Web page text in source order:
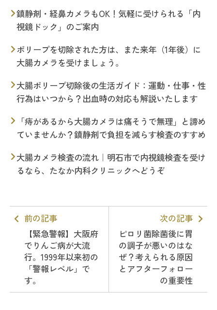
鎮静剤・経鼻カメラもOK！気軽に受けられる「内
視鏡ドック」のご案内
ポリープを切除された方は、また来年（1年後）に
大腸カメラを受けましょう。
大腸ポリープ切除後の生活ガイド：運動・仕事・性
行為はいつから？出血時の対応も解説いたします
「痔があるから大腸カメラは痛そうで無理」と諦め
ていませんか？鎮静剤で負担を減らす検査のすすめ
大腸カメラ検査の流れ｜明石市で内視鏡検査を受け
るなら、たなか内科クリニックへどうぞ
前の記事
【緊急警報】大阪府
でりんご病が大流
行。1999年以来初の
「警報レベル」で
す。
次の記事
ピロリ菌除菌後に胃
の調子が悪いのはな
ぜ？考えられる原因
とアフターフォロー
の重要性